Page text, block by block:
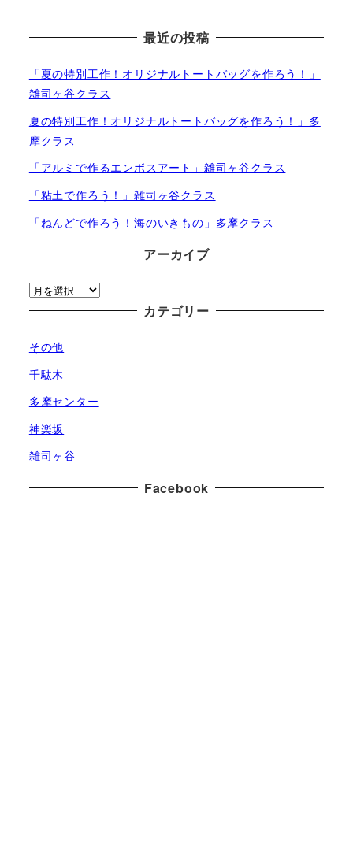
最近の投稿
「夏の特別工作！オリジナルトートバッグを作ろう！」
雑司ヶ谷クラス
夏の特別工作！オリジナルトートバッグを作ろう！」多
摩クラス
「アルミで作るエンボスアート」雑司ヶ谷クラス
「粘土で作ろう！」雑司ヶ谷クラス
「ねんどで作ろう！海のいきもの」多摩クラス
アーカイブ
ア
ー
イ
ブ
カテゴリー
その他
千駄木
多摩センター
神楽坂
雑司ヶ谷
Facebook